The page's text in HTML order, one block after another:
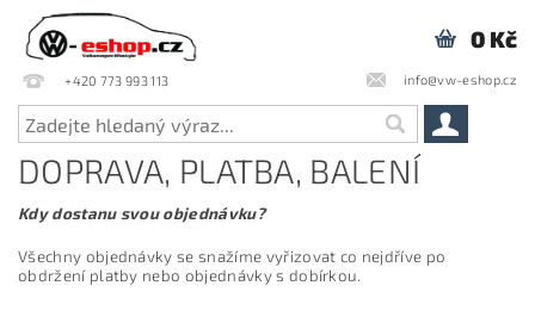
+420 773 993 113 info@vw-eshop.cz
0 Kč
DOPRAVA, PLATBA, BALENÍ
Kdy dostanu svou objednávku?
Všechny objednávky se snažíme vyřizovat co nejdříve po
obdržení platby nebo objednávky s dobírkou.